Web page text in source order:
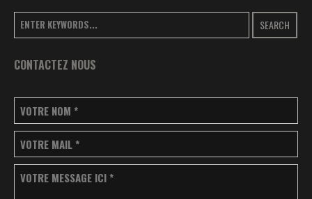
SEARCH
CONTACTEZ NOUS
VOTRE NOM *
VOTRE MAIL *
VOTRE MESSAGE ICI *